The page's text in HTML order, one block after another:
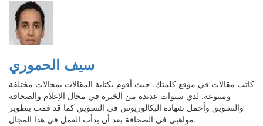
سيف الحموري
كاتب مقالات في موقع كلمتك, حيث أقوم بكتابة المقالات بمجالات مختلفة
ومتنوعة. لدي سنوات عديدة من الخبرة في مجال الإعلام والصحافة
والتسويق وأحمل شهادة البكالوريوس في التسويق كما قد قمت بتطوير
مواهبي في الصحافة بعد أن بدأت العمل في هذا المجال.